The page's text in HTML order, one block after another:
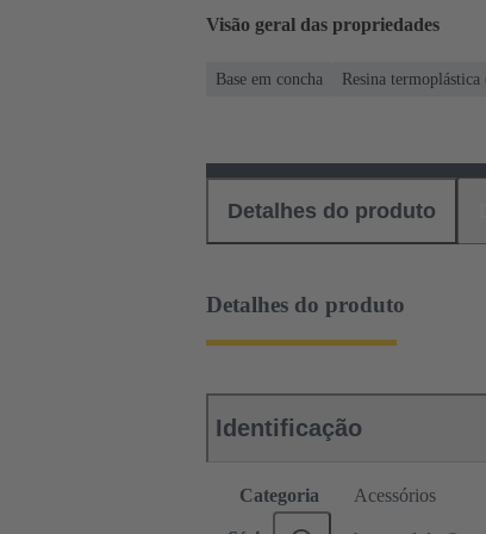
Visão geral das propriedades
Base em concha Resina
Detalhes do produto
Detalhes do produto
Identificação
Categoria Acessórios